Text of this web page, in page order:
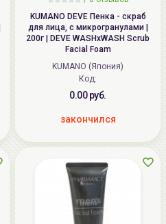
KUMANO DEVE Пенка - скраб
для лица, с микрогранулами |
200г | DEVE WASHxWASH Scrub
Facial Foam
KUMANO (Япония)
Код:
0.00 руб.
закончился